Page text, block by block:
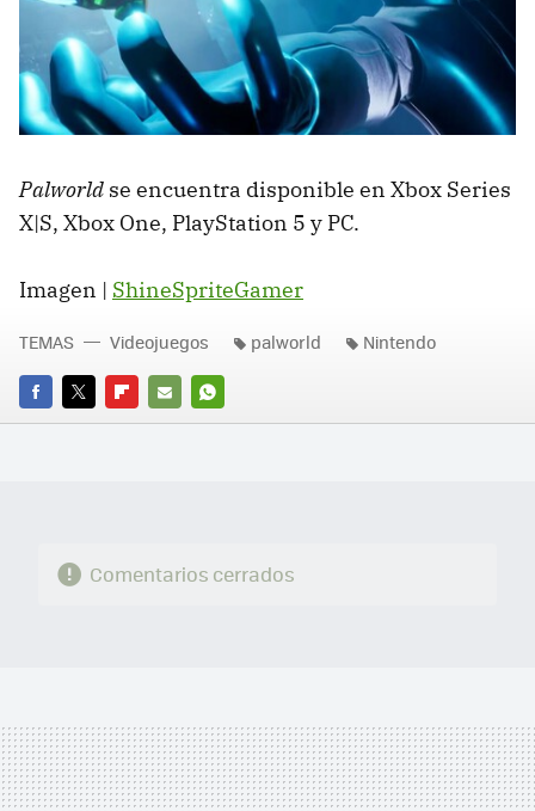
Palworld se encuentra disponible en Xbox Series
X|S, Xbox One, PlayStation 5 y PC.
Imagen | ShineSpriteGamer
FACEBOOK
TWITTERFLIPBOARD
E-
WHATSAPP
TEMAS Videojuegos palworld Nintendo
Comentarios cerrados